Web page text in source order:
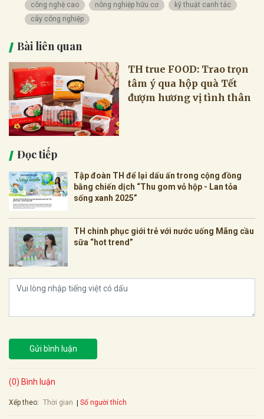
công nghệ cao
nông nghiệp hữu cơ
kỹ thuật canh tác
cây công nghiệp
Bài liên quan
TH true FOOD: Trao trọn
tâm ý qua hộp quà Tết
đượm hương vị tình thân
Đọc tiếp
Tập đoàn TH để lại dấu ấn trong cộng đồng
bằng chiến dịch “Thu gom vỏ hộp - Lan tỏa
sống xanh 2025”
TH chinh phục giới trẻ với nước uống Mãng cầu
sữa “hot trend”
Gửi bình luận
(0) Bình luận
Xếp theo: Thời gian Số người thích